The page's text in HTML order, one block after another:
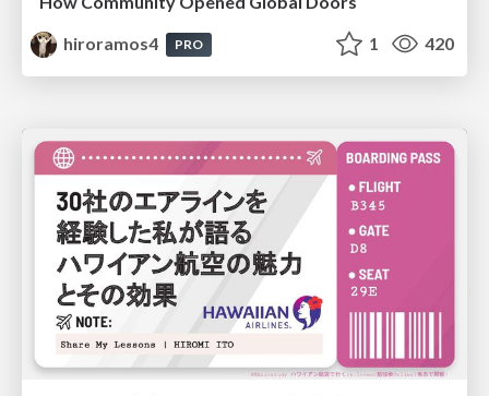
hiroramos4
PRO 1 420